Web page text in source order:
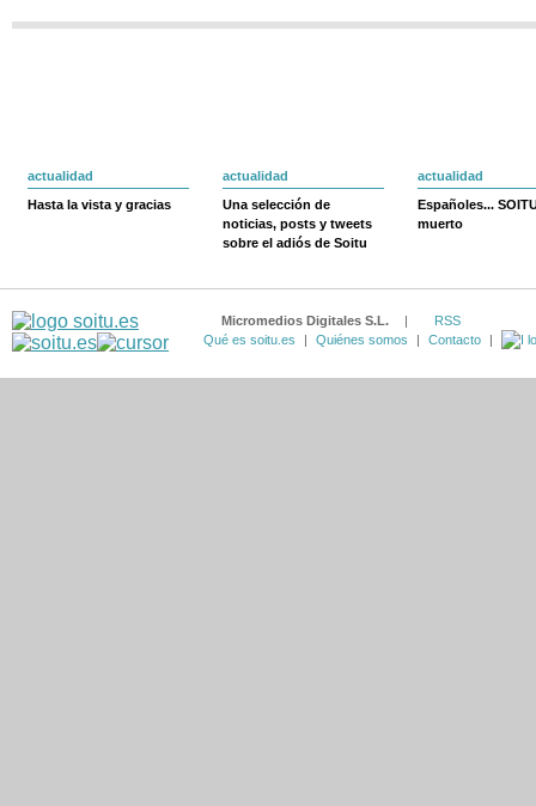
actualidad
Hasta la vista y gracias
actualidad
Una selección de
noticias, posts y tweets
sobre el adiós de Soitu
actualidad
Españoles...
muerto
Micromedios Digitales S.L. |
RSS
Qué es soitu.es
| Quiénes somos | Contacto |